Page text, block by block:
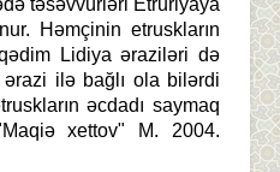
Həmçinin etruskların
Lidiya əraziləri də
ərazi ilə bağlı ola bilərdi
əcdadı saymaq
xettov" M. 2004.